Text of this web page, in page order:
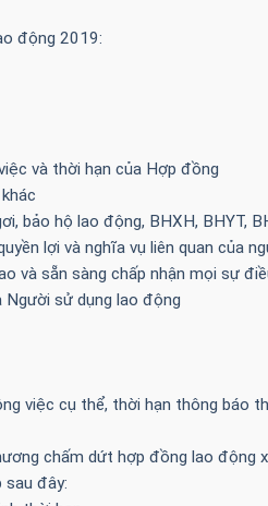
động 2019:
và thời hạn của Hợp đồng
bảo hộ lao động, BHXH, BHYT,
lợi và nghĩa vụ liên quan của
và sẵn sàng chấp nhận mọi sự
sử dụng lao động
việc cụ thể, thời hạn thông báo
chấm dứt hợp đồng lao động
đây: